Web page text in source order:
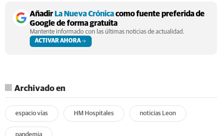
AñadirLa Nueva Crónicacomo fuente preferida de
Google de forma gratuita
Mantente informado con las últimas noticias de actualidad.
ACTIVAR AHORA
Archivado en
espacio vías HM Hospitales noticias Leon
pandemia